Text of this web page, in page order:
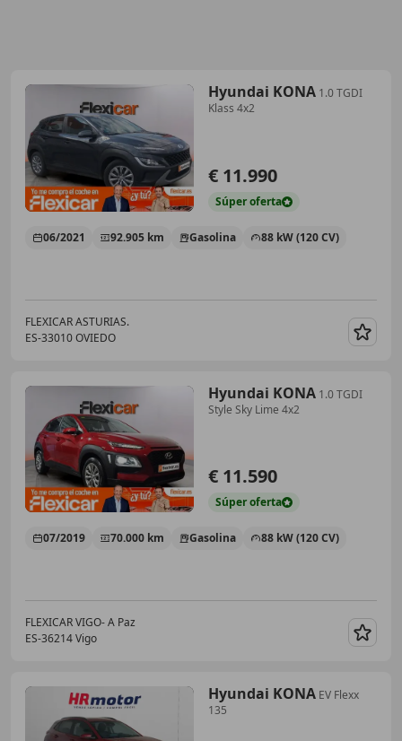
Hyundai KONA 1.0 TGDI
Klass 4x2
€ 11.990
Súperoferta
06/2021 92.905 km Gasolina 88 kW (120 CV)
FLEXICAR ASTURIAS.
ES-33010 OVIEDO
Hyundai KONA 1.0 TGDI
Style Sky Lime 4x2
€ 11.590
Súperoferta
07/2019 70.000 km Gasolina 88 kW (120 CV)
FLEXICAR VIGO- A Paz
ES-36214 Vigo
Hyundai KONA EV Flexx
135